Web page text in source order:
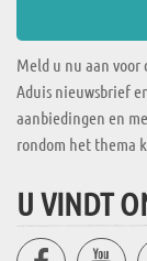
Meld u nu aan voor
Aduis nieuwsbrief
aanbiedingen en
rondom het thema
U VINDT